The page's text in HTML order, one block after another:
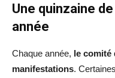
Une quinzaine
année
Chaque année, le comité
manifestations.